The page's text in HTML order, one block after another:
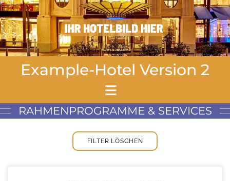
Example-Hotel Version 2
RAHMENPROGRAMME & SERVICES
FILTER LÖSCHEN